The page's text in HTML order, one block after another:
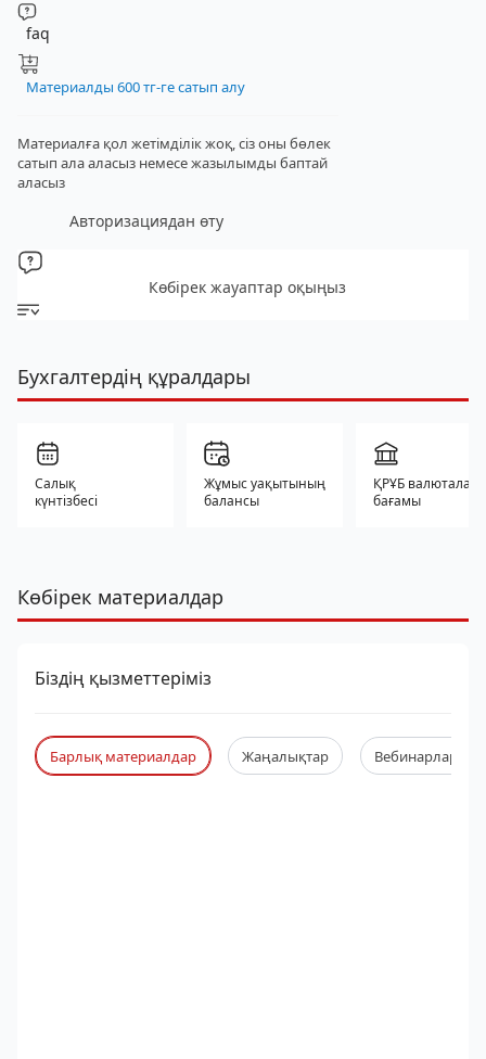
faq
Материалды 600 тг-ге сатып алу
Материалға қол жетімділік жоқ, сіз оны бөлек
сатып ала аласыз немесе жазылымды баптай
аласыз
Авторизациядан өту
Көбірек жауаптар оқыңыз
Бухгалтердің құралдары
Салық
күнтізбесі
Жұмыс уақытының
балансы
ҚРҰБ валюталар
бағамы
Көбірек материалдар
Біздің қызметтеріміз
Барлық материалдар Жаңалықтар Вебинарлар